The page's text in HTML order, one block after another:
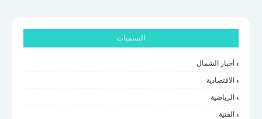
التسميات
أخبار الشمال
الاقتصادية
الرياضية
الفنية